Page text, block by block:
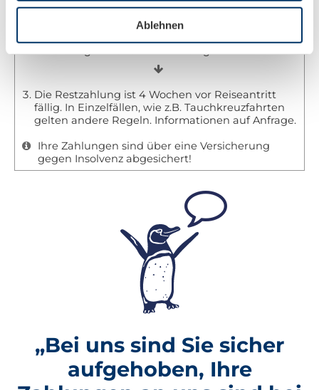
Ablehnen
Die Restzahlung ist 4 Wochen vor Reiseantritt
fällig. In Einzelfällen, wie z.B. Tauchkreuzfahrten
gelten andere Regeln. Informationen auf Anfrage.
Ihre Zahlungen sind über eine Versicherung
gegen Insolvenz abgesichert!
„Bei uns sind Sie sicher
aufgehoben, Ihre